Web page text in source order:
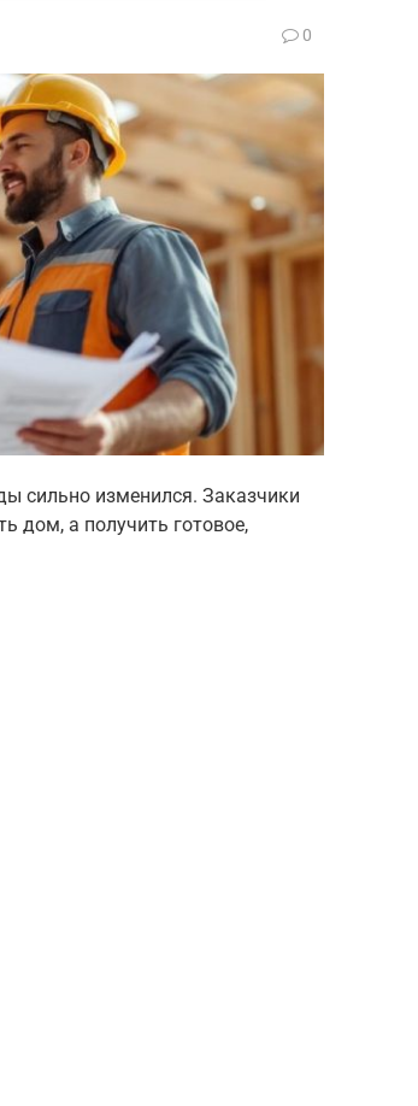
0
сильно изменился. Заказчики
дом, а получить готовое,